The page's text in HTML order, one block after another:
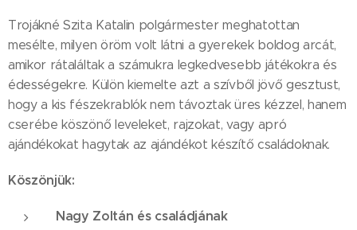
Trojákné Szita Katalin polgármester meghatottan
mesélte, milyen öröm volt látni a gyerekek boldog arcát,
amikor rátaláltak a számukra legkedvesebb játékokra és
édességekre. Külön kiemelte azt a szívből jövő gesztust,
hogy a kis fészekrablók nem távoztak üres kézzel, hanem
cserébe köszönő leveleket, rajzokat, vagy apró
ajándékokat hagytak az ajándékot készítő családoknak.
Köszönjük:
Nagy Zoltán és családjának